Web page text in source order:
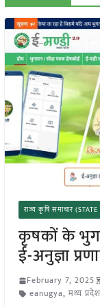
राज्य कृषि समाचार
कृषकों के
ई-अनुज्ञा
February 7, 2025
eanugya, मध्य प्रदेश